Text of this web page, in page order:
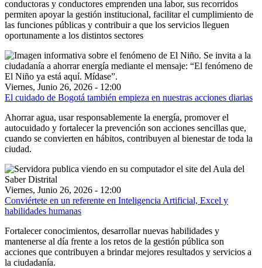
conductoras y conductores emprenden una labor, sus recorridos
permiten apoyar la gestión institucional, facilitar el cumplimiento de
las funciones públicas y contribuir a que los servicios lleguen
oportunamente a los distintos sectores
Viernes, Junio 26, 2026 - 12:00
El cuidado de Bogotá también empieza en nuestras acciones diarias
Ahorrar agua, usar responsablemente la energía, promover el
autocuidado y fortalecer la prevención son acciones sencillas que,
cuando se convierten en hábitos, contribuyen al bienestar de toda la
ciudad.
Viernes, Junio 26, 2026 - 12:00
Conviértete en un referente en Inteligencia Artificial, Excel y
habilidades humanas
Fortalecer conocimientos, desarrollar nuevas habilidades y
mantenerse al día frente a los retos de la gestión pública son
acciones que contribuyen a brindar mejores resultados y servicios a
la ciudadanía.